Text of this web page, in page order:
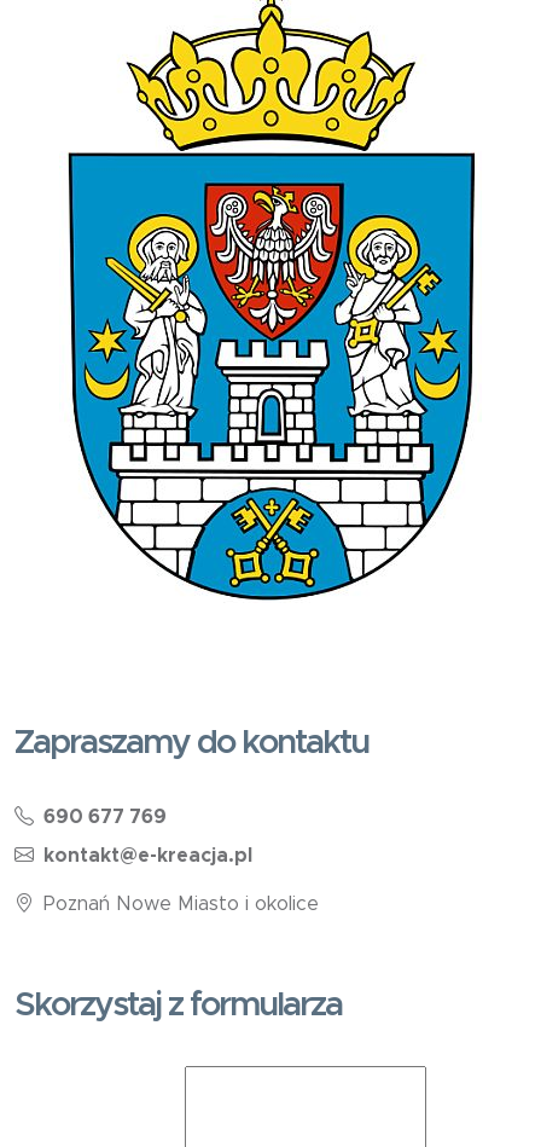
Zapraszamy do kontaktu
690 677 769
kontakt@e-kreacja.pl
Poznań Nowe Miasto i okolice
Skorzystaj z formularza